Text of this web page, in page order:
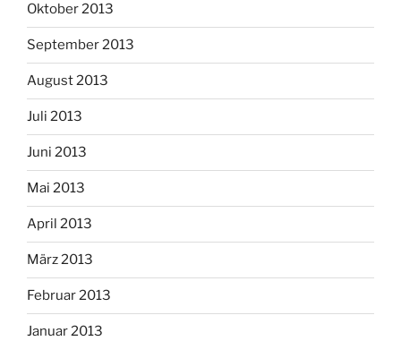
Oktober 2013
September 2013
August 2013
Juli 2013
Juni 2013
Mai 2013
April 2013
März 2013
Februar 2013
Januar 2013